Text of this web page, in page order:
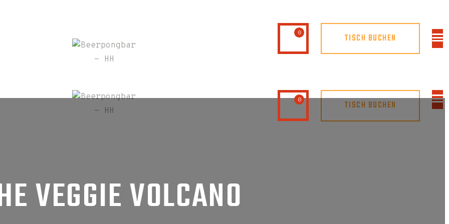
0 TISCH BUCHEN
0 TISCH BUCHEN
VEGGIE VOLCANO